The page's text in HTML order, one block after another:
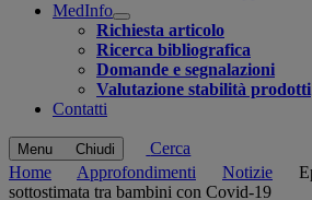
MedInfo
Open
submenu
Richiesta articolo
Ricerca bibliografica
Domande e segnalazioni
Valutazione stabilità prodotti
Contatti
Menu Chiudi
Cerca
Home
Approfondimenti Notizie
sottostimata tra bambini con Covid-19